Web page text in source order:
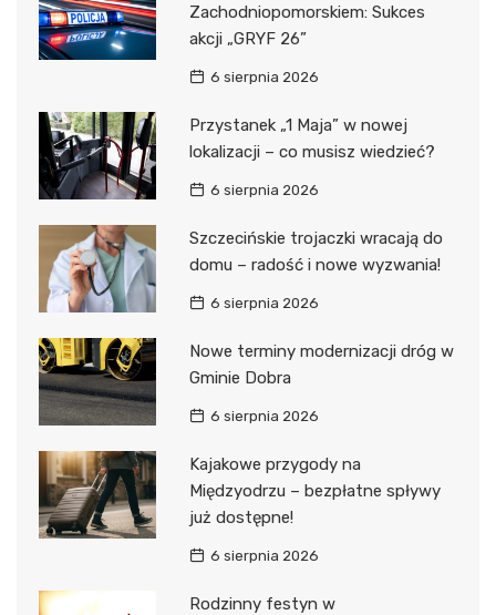
Zachodniopomorskiem: Sukces
akcji „GRYF 26”
6 sierpnia 2026
Przystanek „1 Maja” w nowej
lokalizacji – co musisz wiedzieć?
6 sierpnia 2026
Szczecińskie trojaczki wracają do
domu – radość i nowe wyzwania!
6 sierpnia 2026
Nowe terminy modernizacji dróg w
Gminie Dobra
6 sierpnia 2026
Kajakowe przygody na
Międzyodrzu – bezpłatne spływy
już dostępne!
6 sierpnia 2026
Rodzinny festyn w